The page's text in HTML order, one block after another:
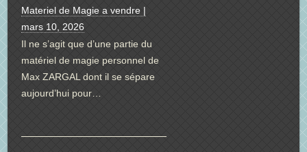
Materiel de Magie a vendre |
mars 10, 2026
Il ne s’agit que d’une partie du
matériel de magie personnel de
Max ZARGAL dont il se sépare
aujourd’hui pour…